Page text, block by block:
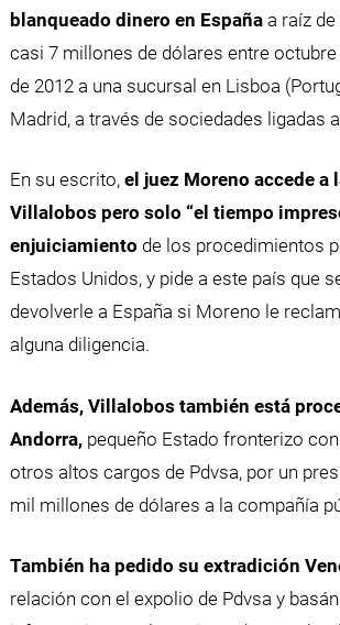
blanqueado dinero en Españaa raíz de
casi 7 millones de dólares entre octubre
de 2012 a una sucursal en Lisboa
Madrid, a través de sociedades ligadas
En su escrito, el juez Moreno accede a
Villalobos pero solo “el tiempo
enjuiciamiento de los procedimientos
Estados Unidos, y pide a este país que
devolverle a España si Moreno le
alguna diligencia.
Además, Villalobos también está
Andorra,pequeño Estado fronterizo con
otros altos cargos de Pdvsa, por un
mil millones de dólares a la compañía
También ha pedido su extradición
relación con el expolio de Pdvsa y